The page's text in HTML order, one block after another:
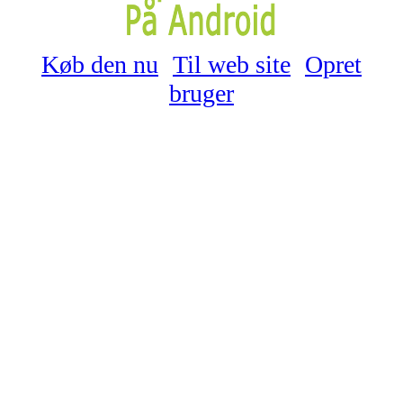
Køb den nu Til web site Opret
bruger